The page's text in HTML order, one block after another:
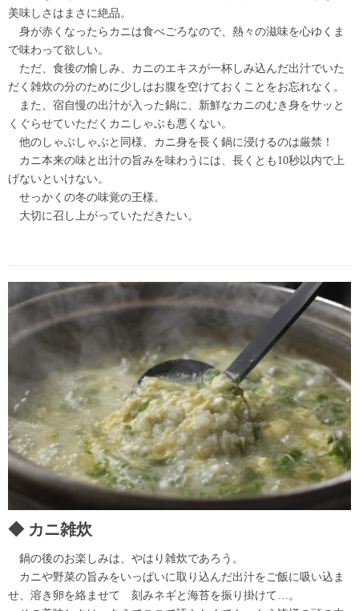
美味しさはまさに絶品。
身が赤くなったらカニは食べごろなので、熱々の滋味を心ゆくま
で味わって欲しい。
ただ、食後の愉しみ、カニのエキスが一杯しみ込んだ出汁でいた
だく雑炊の分のために少しはお腹を空けておくことをお忘れなく。
また、宿自慢の出汁が入った鍋に、新鮮なカニのむき身をサッと
くぐらせていただくカニしゃぶも悪くない。
他のしゃぶしゃぶと同様、カニ身を長く鍋に浸けるのは厳禁！
カニ本来の味と出汁の旨みを味わうには、長くとも10秒以内で上
げないといけない。
せっかくの冬の味覚の王様。
大切に召し上がっていただきたい。
カニ雑炊
鍋の後のお楽しみは、やはり雑炊であろう。
カニや野菜の旨みをいっぱいに取り込んだ出汁をご飯に吸い込ま
せ、溶き卵を絡ませて 刻みネギと海苔を振り掛けて…。